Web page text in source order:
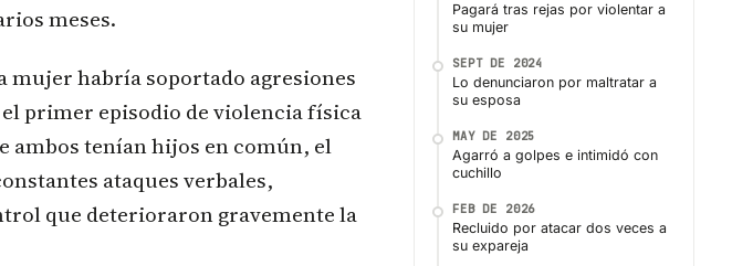
meses.
mujer habría soportado agresiones
primer episodio de violencia física
ambos tenían hijos en común, el
ataques verbales,
que deterioraron gravemente la
Pagará tras rejas por violentar a
su mujer
SEPT DE 2024
Lo denunciaron por maltratar a
su esposa
MAY DE 2025
Agarró a golpes e intimidó con
cuchillo
FEB DE 2026
Recluido por atacar dos veces a
su expareja